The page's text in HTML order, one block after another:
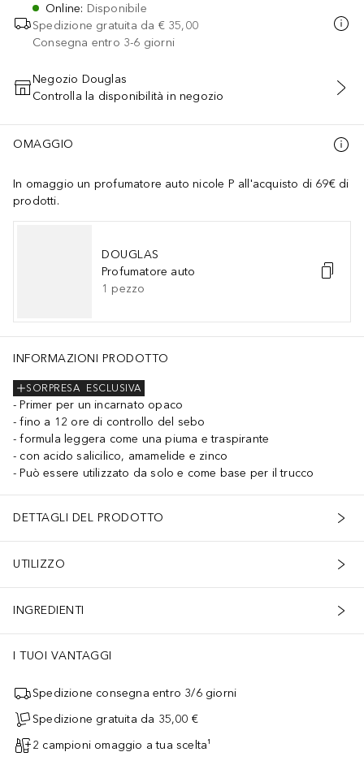
Online: Disponibile
Spedizione gratuita da € 35,00
Consegna entro 3-6 giorni
AGGIUNGI AL CARRELLO
Negozio Douglas
Controlla la disponibilità in negozio
OMAGGIO
In omaggio un profumatore auto nicole P all'acquisto di 69€ di
prodotti.
DOUGLAS
Profumatore auto
1 pezzo
INFORMAZIONI PRODOTTO
ESCLUSIVA
SORPRESA
Primer per un incarnato opaco
fino a 12 ore di controllo del sebo
formula leggera come una piuma e traspirante
con acido salicilico, amamelide e zinco
Può essere utilizzato da solo e come base per il trucco
DETTAGLI DEL PRODOTTO
UTILIZZO
INGREDIENTI
I TUOI VANTAGGI
Spedizione consegna entro 3/6 giorni
Spedizione gratuita da 35,00 €
2 campioni omaggio a tua scelta¹